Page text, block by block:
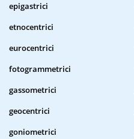
epigastrici
etnocentrici
eurocentrici
fotogrammetrici
gassometrici
geocentrici
goniometrici